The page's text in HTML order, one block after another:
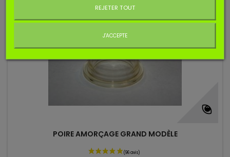
POIRE AMORÇAGE GRAND MODÈLE
REJETER TOUT
J'ACCEPTE